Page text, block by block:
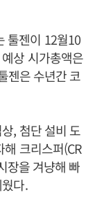
툴젠이 12월10
상 시가총액은
젠은 수년간 코
, 첨단 설비 도
크리스퍼(CR
장을 겨냥해 빠
다.